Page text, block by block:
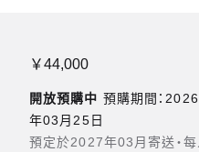
￥44,000
開放預購中 預購期間：
年03月25日
預定於2027年03月寄送・